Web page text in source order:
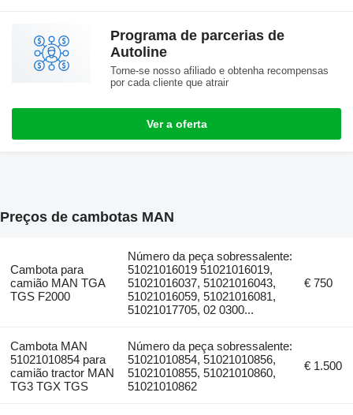
Programa de parcerias de
Autoline
Torne-se nosso afiliado e obtenha recompensas
por cada cliente que atrair
Ver a oferta
Preços de cambotas MAN
Cambota para
camião MAN TGA
TGS F2000
Número da peça sobressalente:
51021016019 51021016019,
51021016037, 51021016043,
51021016059, 51021016081,
51021017705, 02 0300...
€ 750
Cambota MAN
51021010854 para
camião tractor MAN
TG3 TGX TGS
Número da peça sobressalente:
51021010854, 51021010856,
51021010855, 51021010860,
51021010862
€ 1.500